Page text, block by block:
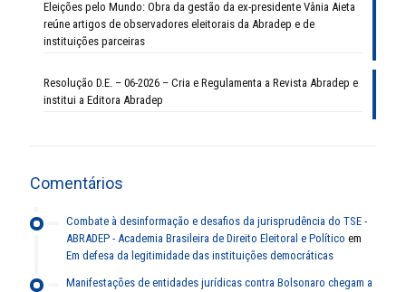
Eleições pelo Mundo: Obra da gestão da ex-presidente Vânia Aieta
reúne artigos de observadores eleitorais da Abradep e de
instituições parceiras
Resolução D.E. – 06-2026 – Cria e Regulamenta a Revista Abradep e
institui a Editora Abradep
Comentários
Combate à desinformação e desafios da jurisprudência do TSE -
ABRADEP - Academia Brasileira de Direito Eleitoral e Político em
Em defesa da legitimidade das instituições democráticas
Manifestações de entidades jurídicas contra Bolsonaro chegam a